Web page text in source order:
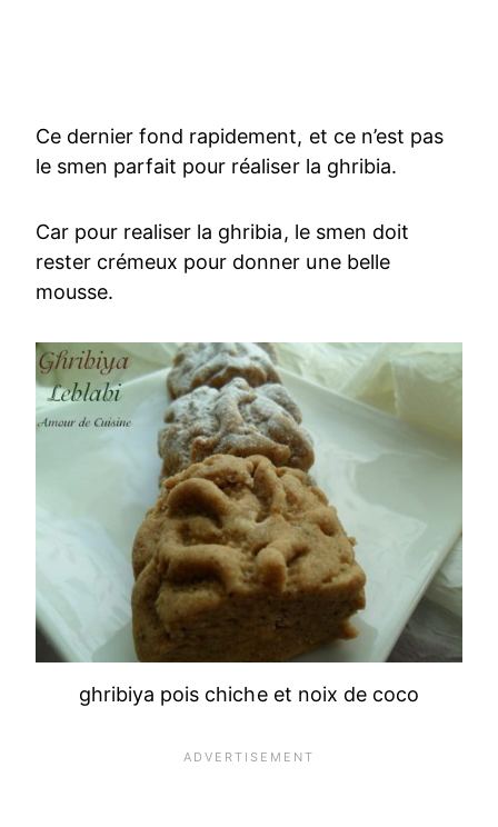
Ce dernier fond rapidement, et ce n’est pas
le smen parfait pour réaliser la ghribia.
Car pour realiser la ghribia, le smen doit
rester crémeux pour donner une belle
mousse.
ghribiya pois chiche et noix de coco